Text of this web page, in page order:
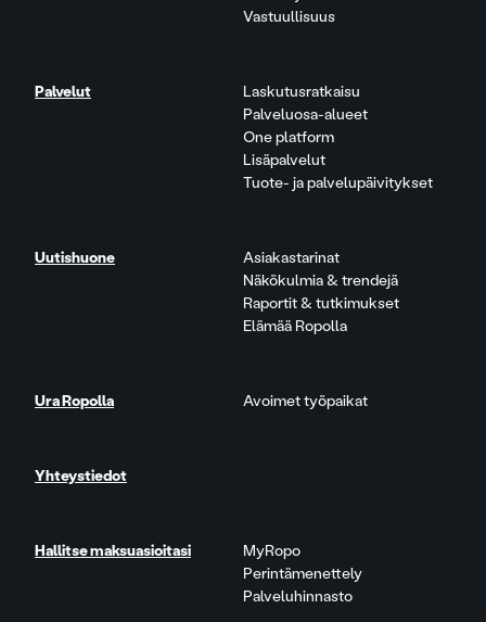
Vastuullisuus
Palvelut
Laskutusratkaisu
Palveluosa-alueet
One platform
Lisäpalvelut
Tuote- ja palvelupäivitykset
Uutishuone
Asiakastarinat
Näkökulmia & trendejä
Raportit & tutkimukset
Elämää Ropolla
Ura Ropolla Avoimet työpaikat
Yhteystiedot
Hallitse maksuasioitasi
MyRopo
Perintämenettely
Palveluhinnasto